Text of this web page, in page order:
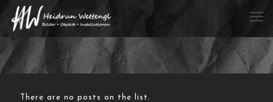
There are no posts on the list.